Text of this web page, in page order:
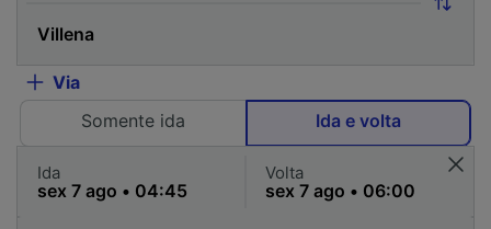
Via
Somente ida
Ida e volta
Ida Volta